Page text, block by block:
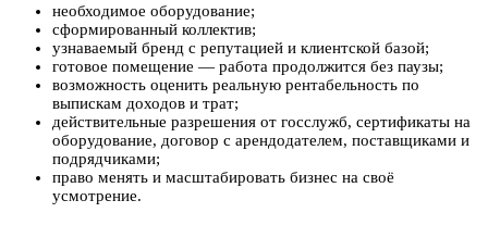
необходимое оборудование;
сформированный коллектив;
узнаваемый бренд с репутацией и клиентской базой;
готовое помещение — работа продолжится без паузы;
возможность оценить реальную рентабельность по
выпискам доходов и трат;
действительные разрешения от госслужб, сертификаты на
оборудование, договор с арендодателем, поставщиками и
подрядчиками;
право менять и масштабировать бизнес на своё
усмотрение.